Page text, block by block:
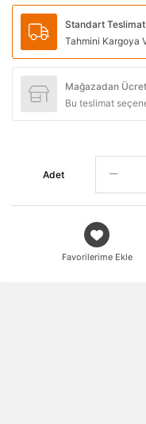
Standart Teslimat
Tahmini Kargoya
Mağazadan
Bu teslimat
Adet
Favorilerime Ekle